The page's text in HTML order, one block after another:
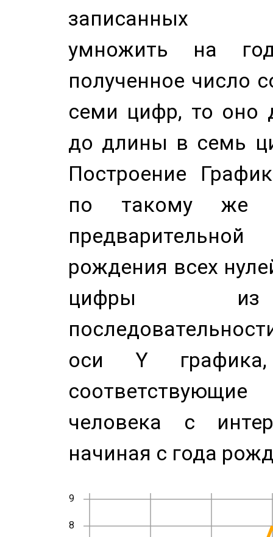
записанных
умножить на
полученное число
семи цифр, то оно
до длины в семь
Построение
по такому же
рождения всех
цифры из
оси Y
человека с
начиная с года